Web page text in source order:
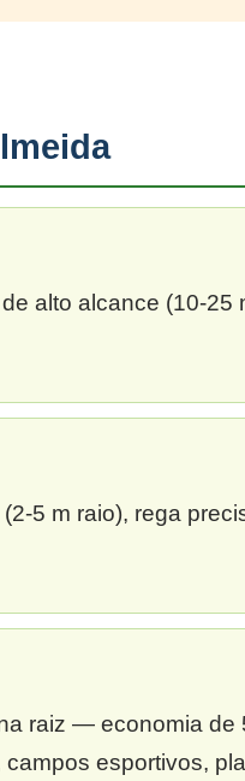
alto alcance (10-25
5 m raio), rega
raiz — economia de
esportivos,